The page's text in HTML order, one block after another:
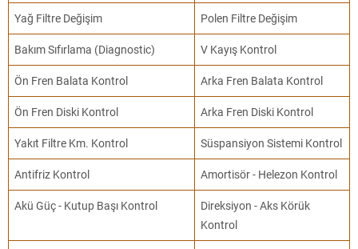
Yağ Filtre Değişim Polen Filtre Değişim
Bakım Sıfırlama (Diagnostic) V Kayış Kontrol
Ön Fren Balata Kontrol Arka Fren Balata Kontrol
Ön Fren Diski Kontrol Arka Fren Diski Kontrol
Yakıt Filtre Km. Kontrol Süspansiyon Sistemi Kontrol
Antifriz Kontrol Amortisör - Helezon Kontrol
Akü Güç - Kutup Başı Kontrol
Direksiyon - Aks Körük
Kontrol